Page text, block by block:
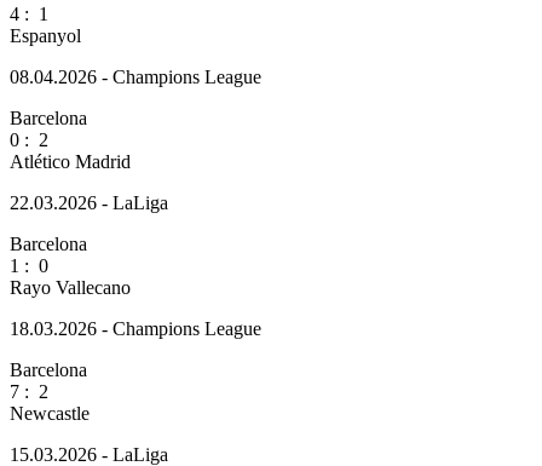
4 : 1
Espanyol
08.04.2026 - Champions League
Barcelona
0 : 2
Atlético Madrid
22.03.2026 - LaLiga
Barcelona
1 : 0
Rayo Vallecano
18.03.2026 - Champions League
Barcelona
7 : 2
Newcastle
15.03.2026 - LaLiga